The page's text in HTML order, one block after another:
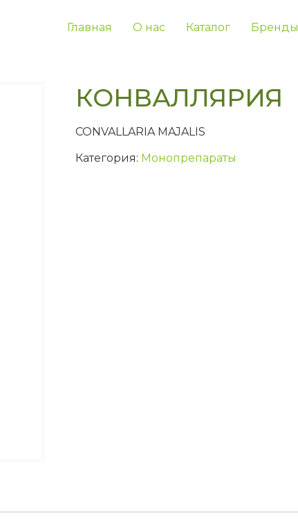
Главная О нас Каталог Бренды
КОНВАЛЛЯРИЯ
CONVALLARIA MAJALIS
Категория: Монопрепараты